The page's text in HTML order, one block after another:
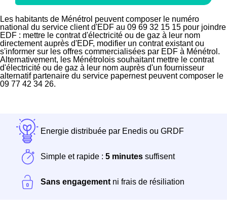
Les habitants de Ménétrol peuvent composer le numéro
national du service client d'EDF au 09 69 32 15 15 pour joindre
EDF : mettre le contrat d'électricité ou de gaz à leur nom
directement auprès d'EDF, modifier un contrat existant ou
s'informer sur les offres commercialisées par EDF à Ménétrol.
Alternativement, les Ménétrolois souhaitant mettre le contrat
d'électricité ou de gaz à leur nom auprès d'un fournisseur
alternatif partenaire du service papernest peuvent composer le
09 77 42 34 26.
Energie distribuée par Enedis ou GRDF
Simple et rapide : 5 minutes suffisent
Sans engagement ni frais de résiliation